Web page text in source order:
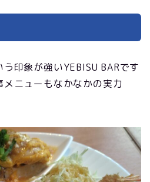
印象が強いYEBISU BARです
ニューもなかなかの実力